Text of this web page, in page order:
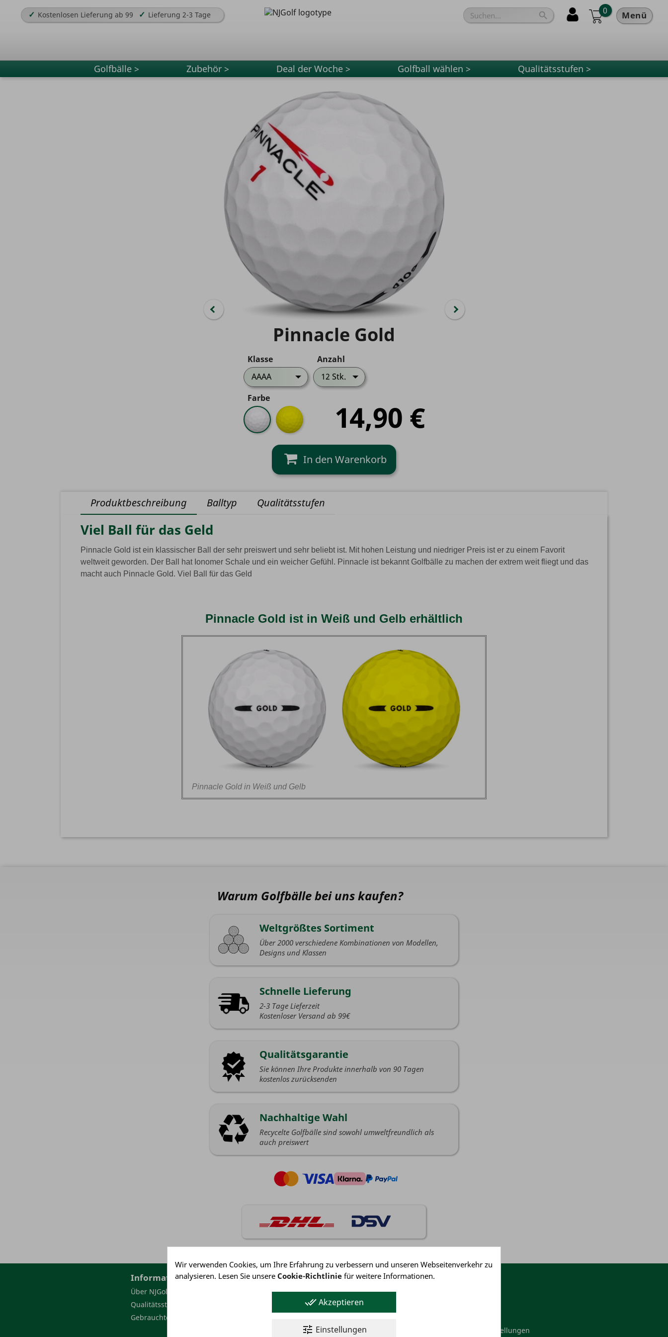
✓ Kostenlosen Lieferung ab 99 ✓ Lieferung 2-3 Tage Menü
 0
Golfbälle > Zubehör > Deal der Woche > Golfball wählen > Qualitätsstufen >
Pinnacle Gold
Klasse
AAAA
Anzahl
12 Stk.
Farbe
Weiß Gelb 14,90 €
Produktbeschreibung Balltyp Qualitätsstufen
Viel Ball für das Geld
Pinnacle Gold ist ein klassischer Ball der sehr preiswert und sehr beliebt ist. Mit hohen Leistung und niedriger Preis ist er zu einem Favorit
weltweit geworden. Der Ball hat Ionomer Schale und ein weicher Gefühl. Pinnacle ist bekannt Golfbälle zu machen der extrem weit fliegt und das
macht auch Pinnacle Gold. Viel Ball für das Geld
Pinnacle Gold ist in Weiß und Gelb erhältlich
Pinnacle Gold in Weiß und Gelb
Warum Golfbälle bei uns kaufen?
Weltgrößtes Sortiment
Über 2000 verschiedene Kombinationen von Modellen,
Designs und Klassen
Schnelle Lieferung
2-3 Tage Lieferzeit
Kostenloser Versand ab 99€
Qualitätsgarantie
Sie können Ihre Produkte innerhalb von 90 Tagen
kostenlos zurücksenden
Nachhaltige Wahl
Recycelte Golfbälle sind sowohl umweltfreundlich als
auch preiswert
Informationen
Über NJGolf
Qualitätsstufen
Gebrauchte Golfbälle
Kundenservice
Bedingungen
Datenschutz
Kundenservice
Ihre Cookie-Einstellungen
Wir verwenden Cookies, um Ihre Erfahrung zu verbessern und unseren Webseitenverkehr zu
analysieren. Lesen Sie unsere Cookie-Richtlinie für weitere Informationen.
done_all Akzeptieren
tune Einstellungen